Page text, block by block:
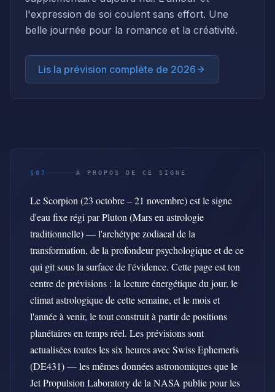
l'expression de soi coulent sans effort. Une
belle journée pour la romance et la créativité.
Lis la prévision complète de 2026
§07 À PROPOS DE CE SIGNE
Le Scorpion (23 octobre – 21 novembre) est le signe
d'eau fixe régi par Pluton (Mars en astrologie
traditionnelle) — l'archétype zodiacal de la
transformation, de la profondeur psychologique et de ce
qui git sous la surface de l'évidence. Cette page est ton
centre de prévisions : la lecture énergétique du jour, le
climat astrologique de cette semaine, et le mois et
l'année à venir, le tout construit à partir de positions
planétaires en temps réel. Les prévisions sont
actualisées toutes les six heures avec Swiss Ephemeris
(DE431) — les mêmes données astronomiques que le
Jet Propulsion Laboratory de la NASA publie pour les